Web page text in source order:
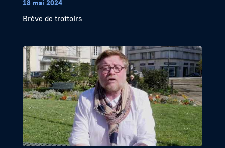
18 mai 2024
Brève de trottoirs